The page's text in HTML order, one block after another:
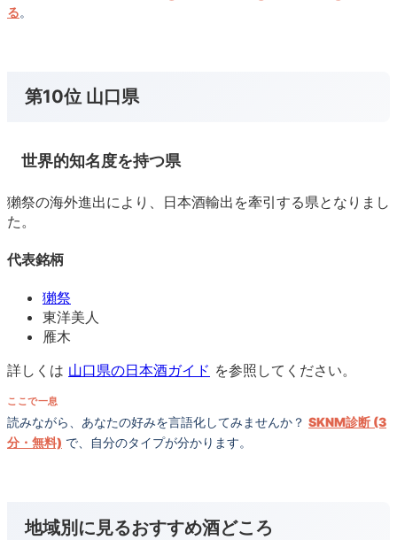
る。
第10位 山口県
世界的知名度を持つ県
獺祭の海外進出により、日本酒輸出を牽引する県となりまし
た。
代表銘柄
獺祭
東洋美人
雁木
詳しくは 山口県の日本酒ガイド を参照してください。
ここで一息
読みながら、あなたの好みを言語化してみませんか？ SKNM診断 (3
分・無料) で、自分のタイプが分かります。
地域別に見るおすすめ酒どころ